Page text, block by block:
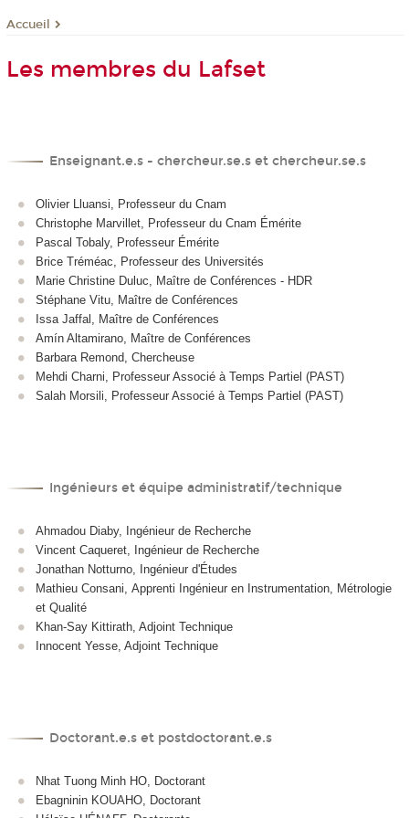
Accueil
Les membres du Lafset
Enseignant.e.s - chercheur.se.s et chercheur.se.s
Olivier Lluansi, Professeur du Cnam
Christophe Marvillet, Professeur du Cnam Émérite
Pascal Tobaly, Professeur Émérite
Brice Tréméac, Professeur des Universités
Marie Christine Duluc, Maître de Conférences - HDR
Stéphane Vitu, Maître de Conférences
Issa Jaffal, Maître de Conférences
Amín Altamirano, Maître de Conférences
Barbara Remond, Chercheuse
Mehdi Charni, Professeur Associé à Temps Partiel (PAST)
Salah Morsili, Professeur Associé à Temps Partiel (PAST)
Ingénieurs et équipe administratif/technique
Ahmadou Diaby, Ingénieur de Recherche
Vincent Caqueret, Ingénieur de Recherche
Jonathan Notturno, Ingénieur d'Études
Mathieu Consani, Apprenti Ingénieur en Instrumentation, Métrologie
et Qualité
Khan-Say Kittirath, Adjoint Technique
Innocent Yesse, Adjoint Technique
Doctorant.e.s et postdoctorant.e.s
Nhat Tuong Minh HO, Doctorant
Ebagninin KOUAHO, Doctorant